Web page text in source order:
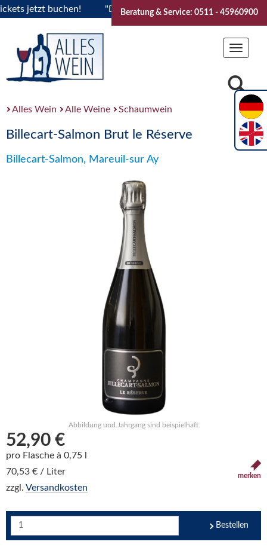
jetzt buchen! "Das Sommerfest 2026" Vive la
Beratung & Service: 0511 - 45960900
Toggle
Alles Wein Alle Weine Schaumwein
Billecart-Salmon Brut le Réserve
Billecart-Salmon, Mareuil-sur Ay
Abbildung und Jahrgang sind beispielhaft
52,90 €
pro Flasche à 0,75 l
70,53 € / Liter
zzgl. Versandkosten
merken
Bestellen